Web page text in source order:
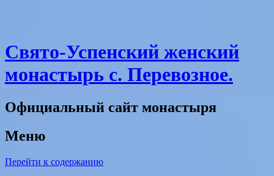
Свято-Успенский женский
монастырь с. Перевозное.
Официальный сайт монастыря
Меню
Перейти к содержанию